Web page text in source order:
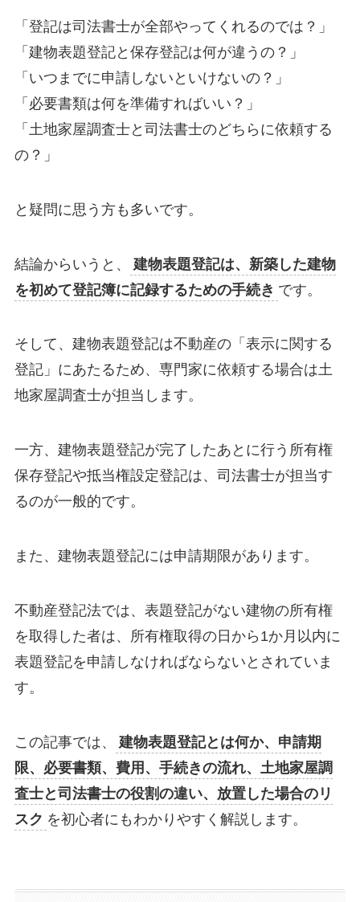
「登記は司法書士が全部やってくれるのでは？」
「建物表題登記と保存登記は何が違うの？」
「いつまでに申請しないといけないの？」
「必要書類は何を準備すればいい？」
「土地家屋調査士と司法書士のどちらに依頼する
の？」
と疑問に思う方も多いです。
結論からいうと、
建物表題登記は、新築した建物
を初めて登記簿に記録するための手続き です。
そして、建物表題登記は不動産の「表示に関する
登記」にあたるため、専門家に依頼する場合は土
地家屋調査士が担当します。
一方、建物表題登記が完了したあとに行う所有権
保存登記や抵当権設定登記は、司法書士が担当す
るのが一般的です。
また、建物表題登記には申請期限があります。
不動産登記法では、表題登記がない建物の所有権
を取得した者は、所有権取得の日から1か月以内に
表題登記を申請しなければならないとされていま
す。
この記事では、
建物表題登記とは何か、申請期
限、必要書類、費用、手続きの流れ、土地家屋調
査士と司法書士の役割の違い、放置した場合のリ
スク を初心者にもわかりやすく解説します。